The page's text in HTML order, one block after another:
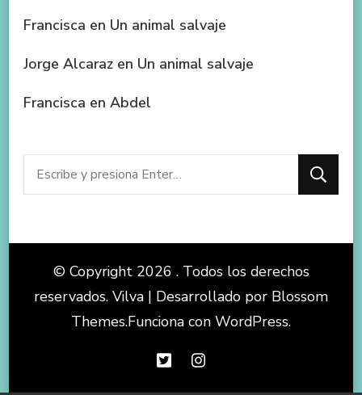
Francisca en Un animal salvaje
Jorge Alcaraz en Un animal salvaje
Francisca en Abdel
¿Buscas
algo?
© Copyright 2026 . Todos los derechos
reservados. Vilva | Desarrollado por Blossom
Themes.Funciona con WordPress.